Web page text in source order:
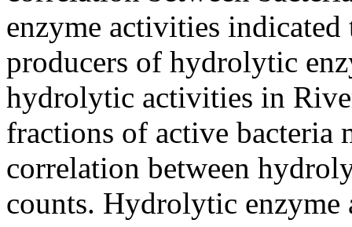
enzyme activities indicated
producers of hydrolytic
hydrolytic activities in
fractions of active bacteria
correlation between
counts. Hydrolytic enzyme